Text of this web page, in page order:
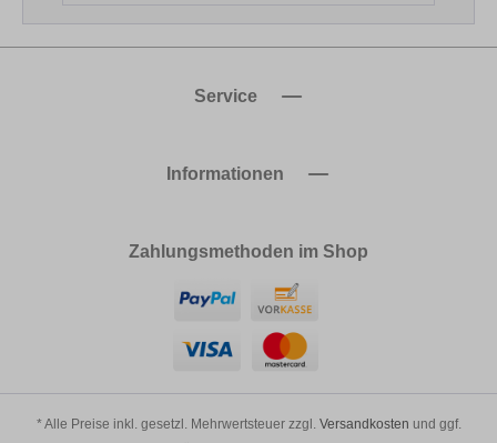
Service
Informationen
Zahlungsmethoden im Shop
* Alle Preise inkl. gesetzl. Mehrwertsteuer zzgl. Versandkosten und ggf.